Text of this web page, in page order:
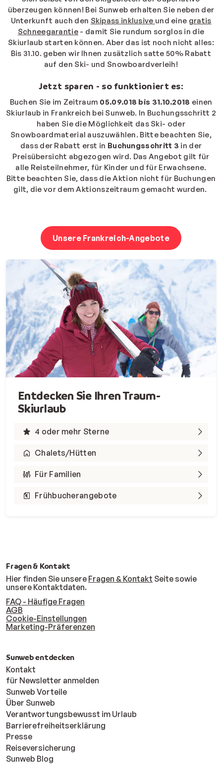
überzeugen können! Bei Sunweb erhalten Sie neben der
Unterkunft auch den Skipass inklusive und eine gratis
Schneegarantie - damit Sie rundum sorglos in die
Skiurlaub starten können. Aber das ist noch nicht alles:
Bis 31.10. geben wir Ihnen zusätzlich satte 50% Rabatt
auf den Ski- und Snowboardverleih!
Jetzt sparen - so funktioniert es:
Buchen Sie im Zeitraum 05.09.018 bis 31.10.2018 einen
Skiurlaub in Frankreich bei Sunweb. In Buchungsschritt 2
haben Sie die Möglichkeit das Ski- oder
Snowboardmaterial auszuwählen. Bitte beachten Sie,
dass der Rabatt erst in Buchungsschritt 3 in der
Preisübersicht abgezogen wird. Das Angebot gilt für
alle Reisteilnehmer, für Kinder und für Erwachsene.
Bitte beachten Sie, dass die Aktion nicht für Buchungen
gilt, die vor dem Aktionszeitraum gemacht wurden.
Unsere Frankreich-Angebote
Entdecken Sie Ihren Traum-
Skiurlaub
4 oder mehr Sterne
Chalets/Hütten
Für Familien
Frühbucherangebote
Fragen & Kontakt
Hier finden Sie unsere Fragen & Kontakt Seite sowie
unsere Kontaktdaten.
FAQ - Häufige Fragen
AGB
Cookie-Einstellungen
Marketing-Präferenzen
Sunweb entdecken
Kontakt
für Newsletter anmelden
Sunweb Vorteile
Über Sunweb
Verantwortungsbewusst im Urlaub
Barrierefreiheitserklärung
Presse
Reiseversicherung
Sunweb Blog